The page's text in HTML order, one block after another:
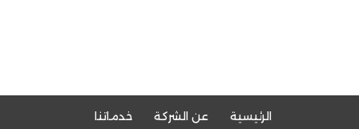
الرئيسية عن الشركة خدماتنا